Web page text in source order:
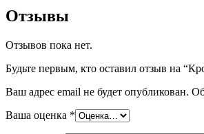
Отзывы
Отзывов пока нет.
Будьте первым, кто оставил отзыв на
Ваш адрес email не будет опубликован.
Ваша оценка *